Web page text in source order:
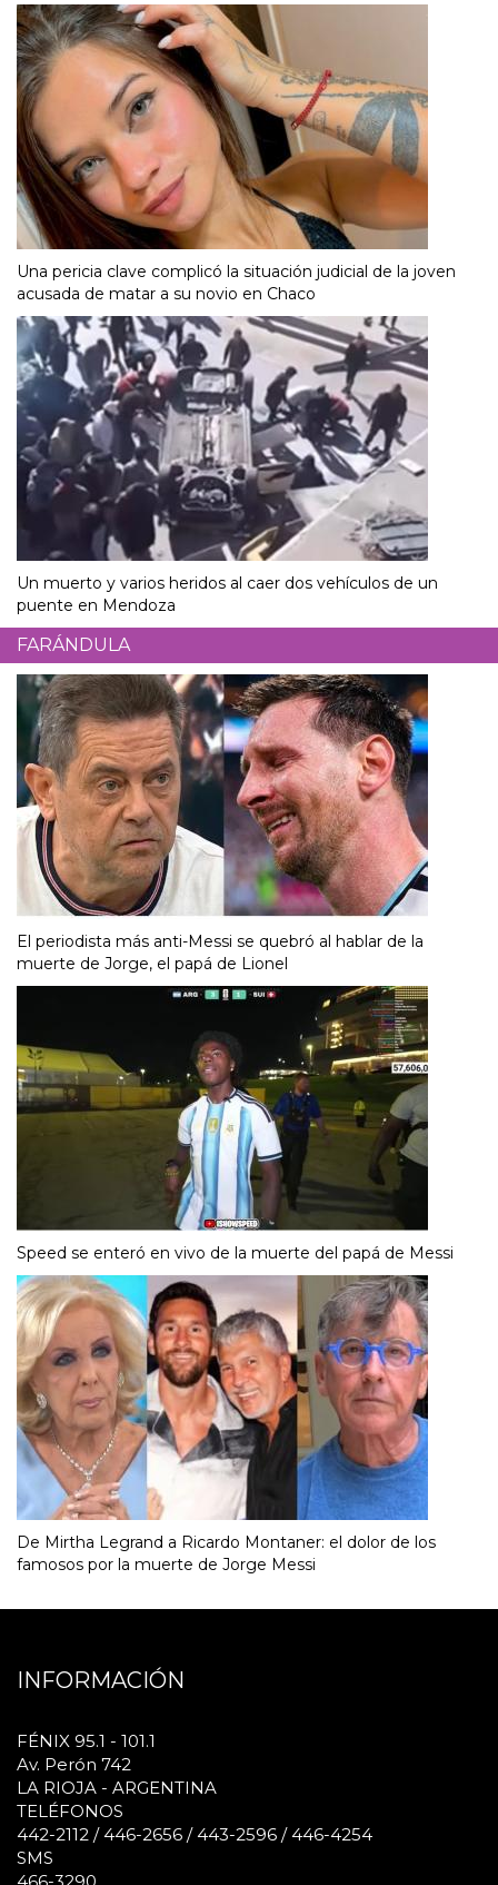
Una pericia clave complicó la situación judicial de la joven
acusada de matar a su novio en Chaco
Un muerto y varios heridos al caer dos vehículos de un
puente en Mendoza
FARÁNDULA
El periodista más anti-Messi se quebró al hablar de la
muerte de Jorge, el papá de Lionel
Speed se enteró en vivo de la muerte del papá de Messi
De Mirtha Legrand a Ricardo Montaner: el dolor de los
famosos por la muerte de Jorge Messi
INFORMACIÓN
FÉNIX 95.1 - 101.1
Av. Perón 742
LA RIOJA - ARGENTINA
TELÉFONOS
442-2112 / 446-2656 / 443-2596 / 446-4254
SMS
466-3290